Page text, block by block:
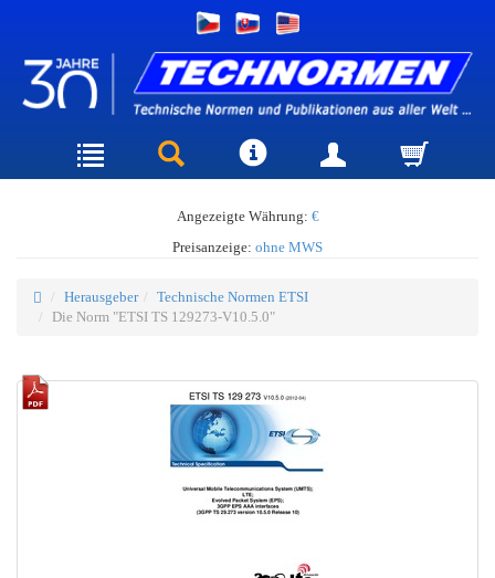
Angezeigte Währung: €
Preisanzeige: ohne MWS
Herausgeber
Technische Normen ETSI
Die Norm "ETSI TS 129273-V10.5.0"